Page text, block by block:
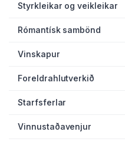
Styrkleikar og veikleikar
Rómantísk sambönd
Vinskapur
Foreldrahlutverkið
Starfsferlar
Vinnustaðavenjur